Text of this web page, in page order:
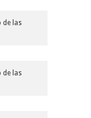
de las
de las